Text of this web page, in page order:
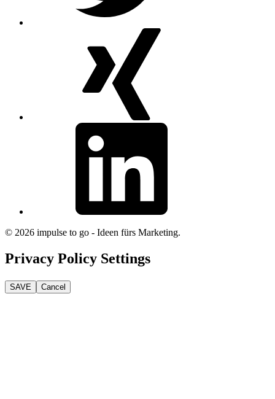
© 2026 impulse to go - Ideen fürs Marketing.
Privacy Policy Settings
SAVE Cancel